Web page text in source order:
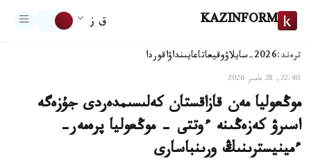
KAZINFORM ق ز
ترەند:2026-سايلاۋ وقيعاتاعايىنداۋاقوردا
22:40, 28 مامىر 2026
موڭعوليا مەن قازاقستان كەلىسىمدەردى جۇزەگە
اسىرۋ كەزەڭىنە ءوتتى - موڭعوليا پرەمەر-
ءمينيسترىنىڭ ورىنباسارى